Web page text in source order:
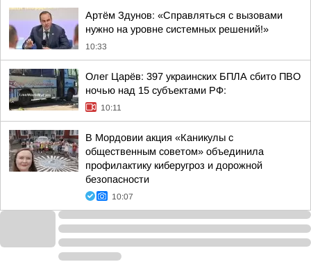
Артём Здунов: «Справляться с вызовами
нужно на уровне системных решений!»
10:33
Олег Царёв: 397 украинских БПЛА сбито ПВО
ночью над 15 субъектами РФ:
10:11
В Мордовии акция «Каникулы с
общественным советом» объединила
профилактику киберугроз и дорожной
безопасности
10:07